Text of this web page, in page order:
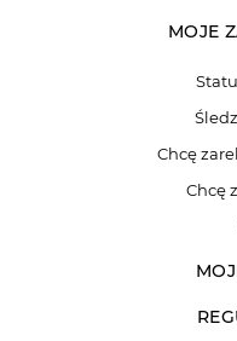
MOJE
Chcę
Chcę